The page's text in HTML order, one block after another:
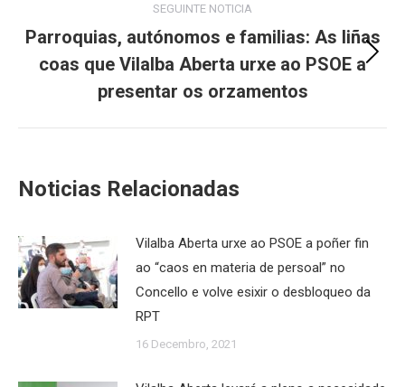
SEGUINTE NOTICIA
Next
post:
Parroquias, autónomos e familias: As liñas
coas que Vilalba Aberta urxe ao PSOE a
presentar os orzamentos
Noticias Relacionadas
Vilalba Aberta urxe ao PSOE a poñer fin
ao “caos en materia de persoal” no
Concello e volve esixir o desbloqueo da
RPT
16 Decembro, 2021